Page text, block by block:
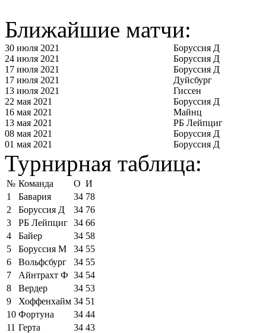
Ближайшие матчи:
30 июля 2021
Боруссия Д
24 июля 2021
Боруссия Д
17 июля 2021
Боруссия Д
17 июля 2021
Дуйсбург
13 июля 2021
Гиссен
22 мая 2021
Боруссия Д
16 мая 2021
Майнц
13 мая 2021
РБ Лейпциг
08 мая 2021
Боруссия Д
01 мая 2021
Боруссия Д
Турнирная таблица:
№ Команда О И
1
Бавария 34 78
2
Боруссия Д 34 76
3
РБ Лейпциг 34 66
4
Байер 34 58
5
Боруссия М 34 55
6
Вольфсбург 34 55
7
Айнтрахт Ф 34 54
8
Вердер 34 53
9
Хоффенхайм 34 51
10 Фортуна 34 44
11 Герта 34 43